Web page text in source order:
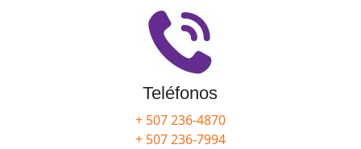
Teléfonos
+ 507 236-4870
+ 507 236-7994